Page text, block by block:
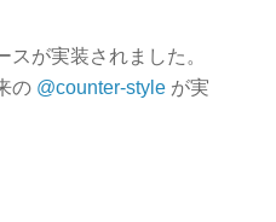
スが実装されました。
の @counter-styleが実